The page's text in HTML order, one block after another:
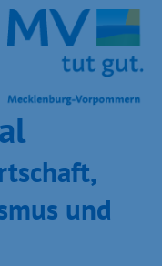
und